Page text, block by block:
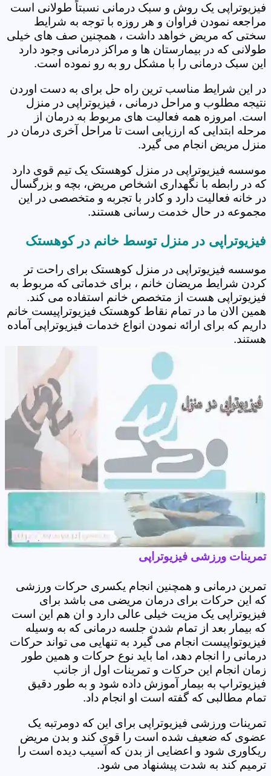
فیزیوتراپی یک روش و سبک درمانی نسبتاً طولانی است
مراجعه نمودن فراوان و هر روزه با توجه به شرایط
سختی که مریض خواهد داشت ، همچنین صف های خیلی
طولانی که در بیمارستان ها و مراکز درمانی وجود دارد
این سبک درمانی را با مشکل رو به رو نموده است.
در این شرایط مناسب ترین راه حل برای به دست اوردن
نتیجه مطلوب و مراحل درمانی ، فیزیوتراپی در منزل
است. امروزه همه فعالیت های مربوط به درمان از
مرحله ابتدایی که ارزیابی است تا مراحل آخری درمان در
منزل مریض انجام می گیرد.
موسسه فیزیوتراپی در منزل کوهستک یک تیم قوی دارد
که در رابطه با نگهداری اشخاص مریض، بچه و بزرگسال
در خانه فعالیت دارد و کادر با تجربه و متخصصی در این
مجموعه در حال خدمت رسانی هستند.
فیزیوتراپی در منزل توسط خانم در کوهستک
موسسه فیزیوتراپی در منزل کوهستک برای راحت تر
کردن شرایط مریضان خانم ، برای خدماتی که مربوط به
فیزیوتراپی هست از متخصص خانم استفاده می کند.
همین الان ما در تمام نقاط کوهستک فیزیوتراپیست خانم
داریم که برای ارائه نمودن انواع خدمات فیزیوتراپی آماده
هستند.
تمرینات ورزشی فیزیوتراپی
تمرین درمانی و همچنین انجام یکسری حرکات ورزشی
که این حرکات برای درمان مریضی می باشد برای
فیزیوتراپی یک مزیت خیلی عالی دارد و ان هم این است
که بیمار بعد از تمام شدن جلسه درمانی که به وسیله
فیزیوتواپیست انجام می گیرد به تنهایی می تواند حرکات
درمانی را انجام دهد، اما باید نوع حرکات و همین طور
زمان انجام این حرکات و تمرینات اول از جانب
فیزیوتراپ به بیمار آموزش داده شود و به طور دقیق
تمام مطالبی که گفته است او انجام داد.
تمرینات ورزشی فیزیوتراپی برای این که دومرتبه یک
عضوی که ضعیف شده است را قوی کند و بدن مریض
ریکاوری شود و اعضایی از بدن که آسیب دیده است را
ترمیم کند به شدت پیشنهاد می شود.